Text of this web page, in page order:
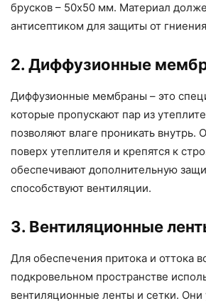
брусков – 50х50 мм. Материал
антисептиком для защиты от
2. Диффузионные
Диффузионные мембраны – это
которые пропускают пар из
позволяют влаге проникать внутрь.
поверх утеплителя и крепятся к
обеспечивают дополнительную
способствуют вентиляции.
3. Вентиляционные
Для обеспечения притока и оттока
подкровельном пространстве
вентиляционные ленты и сетки. Они